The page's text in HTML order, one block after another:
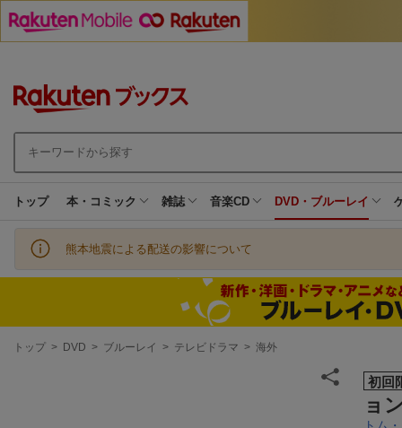
トップ 本・コミック 雑誌 音楽CD DVD・ブルーレイ
熊本地震による配送の影響について
現
トップ > DVD > ブルーレイ > テレビドラマ > 海外
初回
ョ
トム